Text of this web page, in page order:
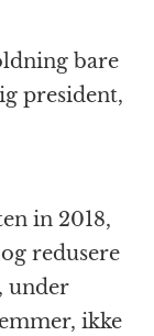
bare
president,
in 2018,
redusere
under
ikke